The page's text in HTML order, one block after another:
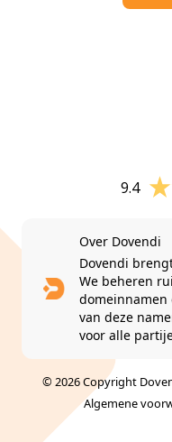
9.4
Over Dovendi
Dovendi
We beheren
domeinnamen
van deze
voor alle
© 2026 Copyright
Algemene